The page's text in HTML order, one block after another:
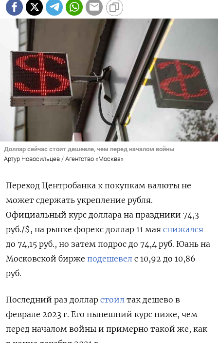
Доллар сейчас стоит дешевле, чем перед началом войны
Артур Новосильцев / Агентство «Москва»
Переход Центробанка к покупкам валюты не
может сдержать укрепление рубля.
Официальный курс доллара на праздники 74,3
руб./$, на рынке форекс доллар 11 мая снижался
до 74,15 руб., но затем подрос до 74,4 руб. Юань на
Московской бирже подешевел с 10,92 до 10,86
руб.
Последний раз доллар стоил так дешево в
феврале 2023 г. Его нынешний курс ниже, чем
перед началом войны и примерно такой же, как